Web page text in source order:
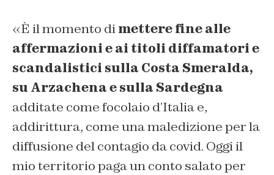
«È il momento dimettere fine alle
affermazioni e ai titoli diffamatori e
scandalistici sulla Costa Smeralda,
su Arzachena e sulla Sardegna
additate come focolaio d’Italia e,
addirittura, come una maledizione per la
diffusione del contagio da covid. Oggi il
mio territorio paga un conto salato per